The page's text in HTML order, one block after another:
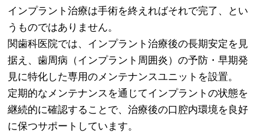
インプラント治療は手術を終えればそれで完了、とい
うものではありません。
関歯科医院では、インプラント治療後の長期安定を見
据え、歯周病（インプラント周囲炎）の予防・早期発
見に特化した専用のメンテナンスユニットを設置。
定期的なメンテナンスを通じてインプラントの状態を
継続的に確認することで、治療後の口腔内環境を良好
に保つサポートしています。